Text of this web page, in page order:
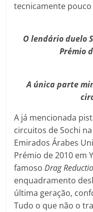
tecnicamente
O lendário duelo
Prémio
A única parte
A já mencionada
circuitos de Sochi
Emirados Árabes
Prémio de 2010 em
famosoDrag
enquadramento
última geração,
Tudo o que não o